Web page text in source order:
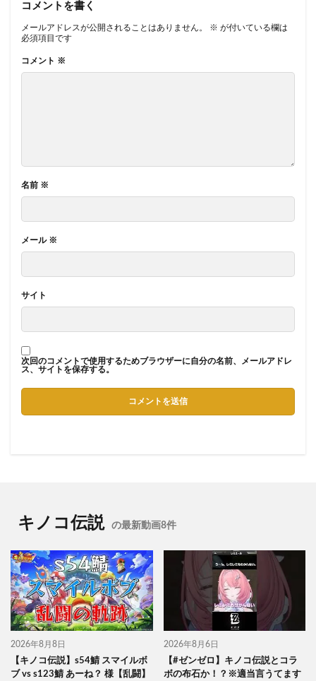
コメントを書く
メールアドレスが公開されることはありません。 ※ が付いている欄は
必須項目です
コメント ※
名前 ※
メール ※
サイト
次回のコメントで使用するためブラウザーに自分の名前、メールアドレ
ス、サイトを保存する。
キノコ伝説 の最新動画8件
2026年8月8日
【キノコ伝説】s54鯖 スマイルボ
ブ vs s123鯖 あーね？ 様【乱闘】
2026年8月6日
【#ゼンゼロ】キノコ伝説とコラ
ボの布石か！？※適当言うてます